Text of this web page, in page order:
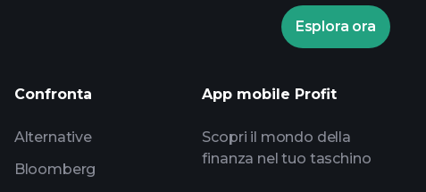
Esplora ora
Confronta
Alternative
Bloomberg
App mobile Profit
Scopri il mondo della
finanza nel tuo taschino